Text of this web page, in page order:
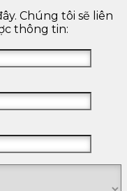
Chúng tôi sẽ liên
thông tin: